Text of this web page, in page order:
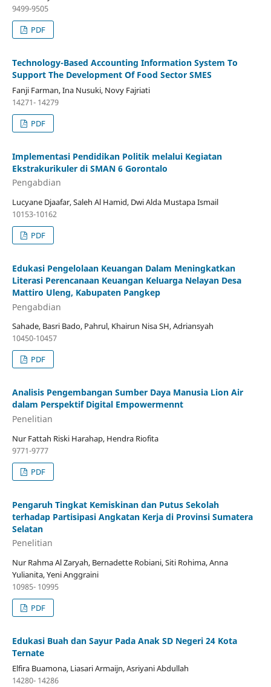
9499-9505
PDF
Technology-Based Accounting Information System To
Support The Development Of Food Sector SMES
Fanji Farman, Ina Nusuki, Novy Fajriati
14271- 14279
PDF
Implementasi Pendidikan Politik melalui Kegiatan
Ekstrakurikuler di SMAN 6 Gorontalo
Pengabdian
Lucyane Djaafar, Saleh Al Hamid, Dwi Alda Mustapa Ismail
10153-10162
PDF
Edukasi Pengelolaan Keuangan Dalam Meningkatkan
Literasi Perencanaan Keuangan Keluarga Nelayan Desa
Mattiro Uleng, Kabupaten Pangkep
Pengabdian
Sahade, Basri Bado, Pahrul, Khairun Nisa SH, Adriansyah
10450-10457
PDF
Analisis Pengembangan Sumber Daya Manusia Lion Air
dalam Perspektif Digital Empowermennt
Penelitian
Nur Fattah Riski Harahap, Hendra Riofita
9771-9777
PDF
Pengaruh Tingkat Kemiskinan dan Putus Sekolah
terhadap Partisipasi Angkatan Kerja di Provinsi Sumatera
Selatan
Penelitian
Nur Rahma Al Zaryah, Bernadette Robiani, Siti Rohima, Anna
Yulianita, Yeni Anggraini
10985- 10995
PDF
Edukasi Buah dan Sayur Pada Anak SD Negeri 24 Kota
Ternate
Elfira Buamona, Liasari Armaijn, Asriyani Abdullah
14280- 14286